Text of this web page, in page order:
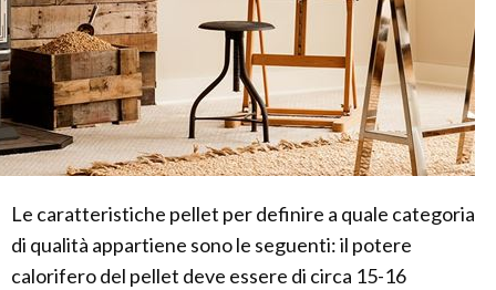
Le caratteristiche pellet per definire a quale categoria
di qualità appartiene sono le seguenti: il potere
calorifero del pellet deve essere di circa 15-16